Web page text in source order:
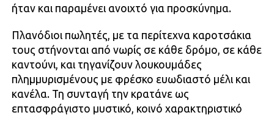
ήταν και παραμένει ανοιχτό για προσκύνημα.
Πλανόδιοι πωλητές, με τα περίτεχνα καροτσάκια
τους στήνονται από νωρίς σε κάθε δρόμο, σε κάθε
καντούνι, και τηγανίζουν λουκουμάδες
πλημμυρισμένους με φρέσκο ευωδιαστό μέλι και
κανέλα. Τη συνταγή την κρατάνε ως
επτασφράγιστο μυστικό, κοινό χαρακτηριστικό